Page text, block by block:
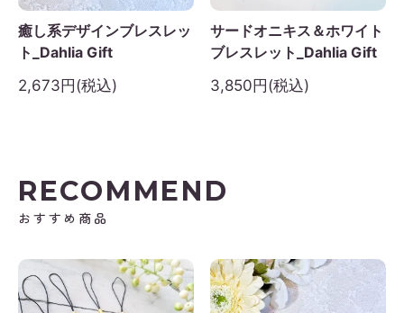
癒し系デザインブレスレッ
ト_Dahlia Gift
2,673円(税込)
サードオニキス＆ホワイト
ブレスレット_Dahlia Gift
3,850円(税込)
RECOMMEND
おすすめ商品